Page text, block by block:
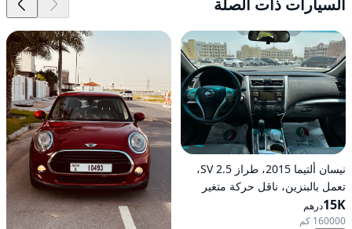
السيارات ذات الصلة
نيسان ألتيما 2015، طراز 2.5 SV،
تعمل بالبنزين، ناقل حركة متغير
مستمر (CVT)، دفع أمامي
15Kدرهم
160000 كم